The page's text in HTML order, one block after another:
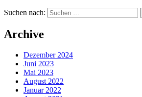
Suchen nach:
Archive
Dezember 2024
Juni 2023
Mai 2023
August 2022
Januar 2022